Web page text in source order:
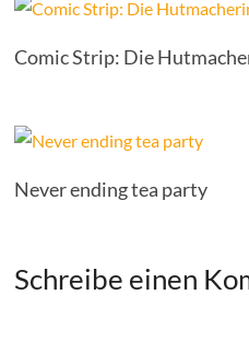
Comic Strip: Die
Never ending tea party
Schreibe einen